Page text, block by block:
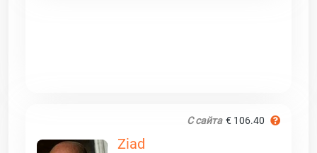
С сайта € 106.40
Ziad